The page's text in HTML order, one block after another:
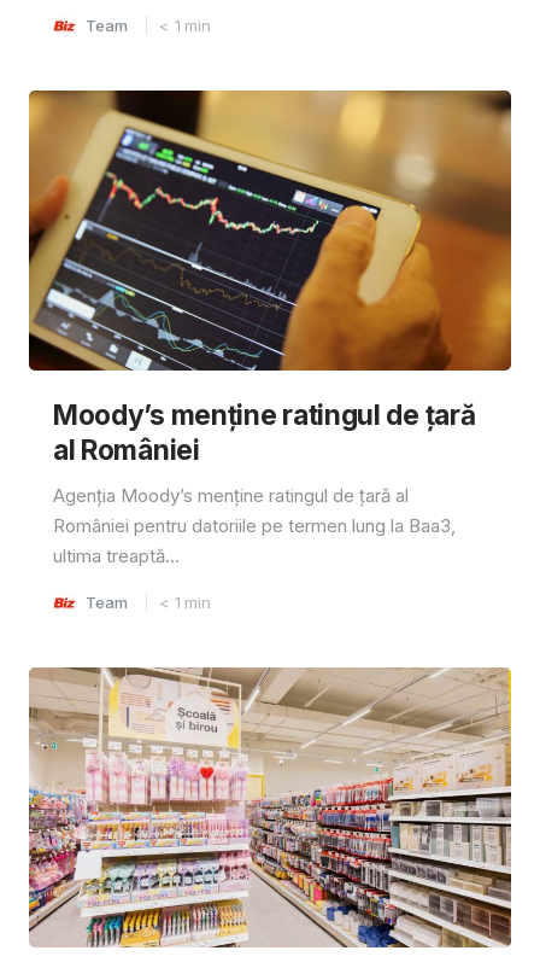
Team < 1 min
Moody’s menține ratingul de țară
al României
Agenția Moody’s menține ratingul de țară al
României pentru datoriile pe termen lung la Baa3,
ultima treaptă...
Team < 1 min